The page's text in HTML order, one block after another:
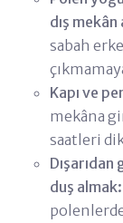
dış
sabah
Kapı ve
mekâna
saatleri
duş almak: